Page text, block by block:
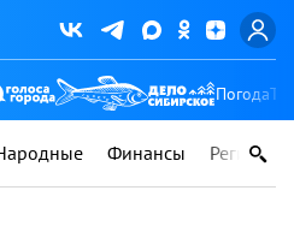
Погода
Финансы Регионы